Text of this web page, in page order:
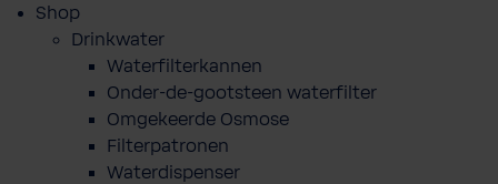
Shop
Drinkwater
Waterfilterkannen
Onder-de-gootsteen waterfilter
Omgekeerde Osmose
Filterpatronen
Waterdispenser